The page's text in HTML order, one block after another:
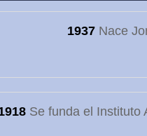
1937Nace
Se funda el Instituto